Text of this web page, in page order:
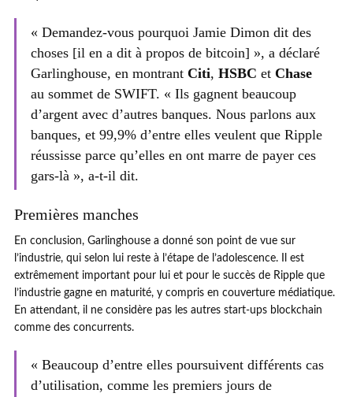
« Demandez-vous pourquoi Jamie Dimon dit des
choses [il en a dit à propos de bitcoin] », a déclaré
Garlinghouse, en montrant Citi, HSBC et Chase
au sommet de SWIFT. « Ils gagnent beaucoup
d’argent avec d’autres banques. Nous parlons aux
banques, et 99,9% d’entre elles veulent que Ripple
réussisse parce qu’elles en ont marre de payer ces
gars-là », a-t-il dit.
Premières manches
En conclusion, Garlinghouse a donné son point de vue sur
l’industrie, qui selon lui reste à l’étape de l’adolescence. Il est
extrêmement important pour lui et pour le succès de Ripple que
l’industrie gagne en maturité, y compris en couverture médiatique.
En attendant, il ne considère pas les autres start-ups blockchain
comme des concurrents.
« Beaucoup d’entre elles poursuivent différents cas
d’utilisation, comme les premiers jours de